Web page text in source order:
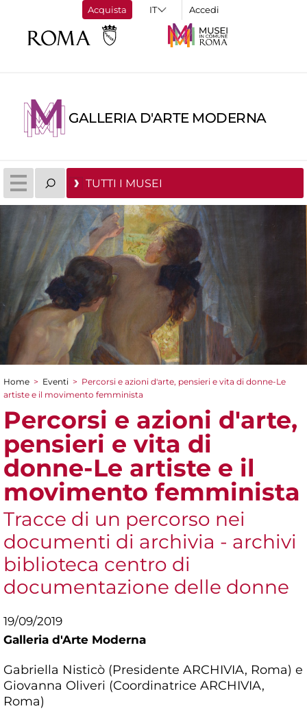
Acquista Accedi
GALLERIA D'ARTE MODERNA
TUTTI I MUSEI
Tu sei qui
Home > Eventi > Percorsi e azioni d'arte, pensieri e vita di donne-Le
artiste e il movimento femminista
Percorsi e azioni d'arte,
pensieri e vita di
donne-Le artiste e il
movimento femminista
Tracce di un percorso nei
documenti di archivia - archivi
biblioteca centro di
documentazione delle donne
19/09/2019
Galleria d'Arte Moderna
Gabriella Nisticò (Presidente ARCHIVIA, Roma) e
Giovanna Oliveri (Coordinatrice ARCHIVIA,
Roma)